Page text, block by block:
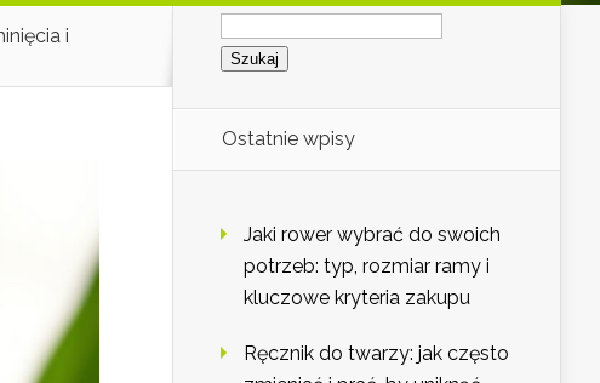
i
Szukaj:
Ostatnie wpisy
Jaki rower wybrać do swoich
potrzeb: typ, rozmiar ramy i
kluczowe kryteria zakupu
Ręcznik do twarzy: jak często